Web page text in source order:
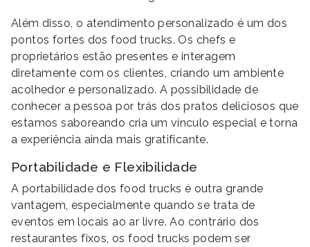
Além disso, o atendimento personalizado é um dos
pontos fortes dos food trucks. Os chefs e
proprietários estão presentes e interagem
diretamente com os clientes, criando um ambiente
acolhedor e personalizado. A possibilidade de
conhecer a pessoa por trás dos pratos deliciosos que
estamos saboreando cria um vínculo especial e torna
a experiência ainda mais gratificante.
Portabilidade e Flexibilidade
A portabilidade dos food trucks é outra grande
vantagem, especialmente quando se trata de
eventos em locais ao ar livre. Ao contrário dos
restaurantes fixos, os food trucks podem ser